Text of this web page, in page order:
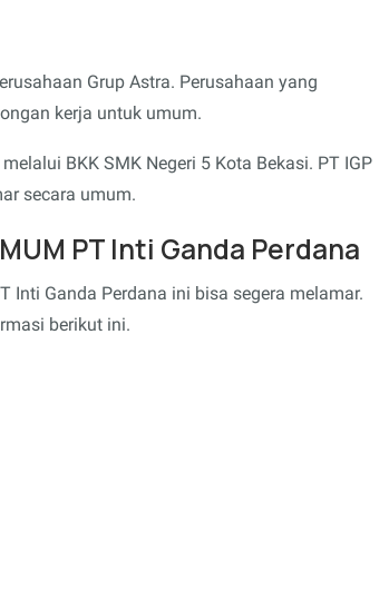
Grup Astra. Perusahaan yang
kerja untuk umum.
BKK SMK Negeri 5 Kota Bekasi. PT IGP
secara umum.
PT Inti Ganda Perdana
Inti Ganda Perdana ini bisa segera melamar.
berikut ini.